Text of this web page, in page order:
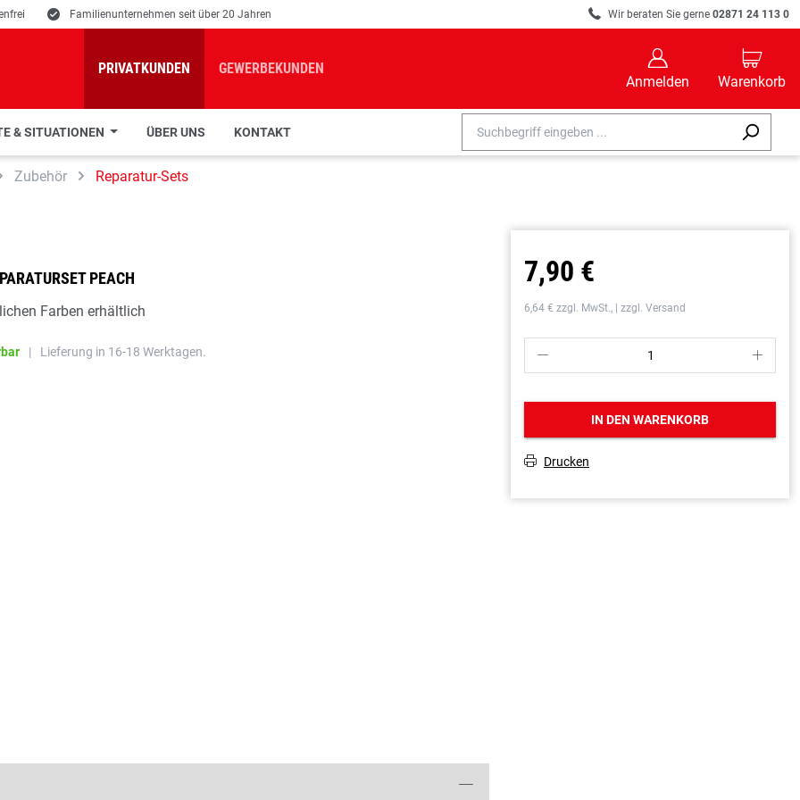
E Familienunternehmen seit über 20 Jahren R Wir beraten Sie gerne 02871 24 113 0
PRIVATKUNDEN GEWERBEKUNDEN
B
Anmelden
C
Warenkorb
& SITUATIONEN ÜBER UNS KONTAKT
Zubehör Reparatur-Sets
PEACH
Farben erhältlich
| Lieferung in 16-18 Werktagen.
7,90 €
6,64 € zzgl. MwSt., | zzgl. Versand
P S
IN DEN WARENKORB
T Drucken